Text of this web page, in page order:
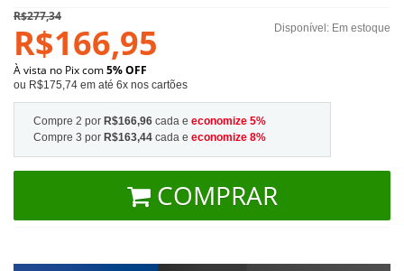
Disponível: Em estoque
R$277,34
R$166,95
À vista no Pix com5% OFF
ou R$175,74 em até 6x nos cartões
Compre 2 por R$166,96 cada e economize 5%
Compre 3 por R$163,44 cada e economize 8%
COMPRAR